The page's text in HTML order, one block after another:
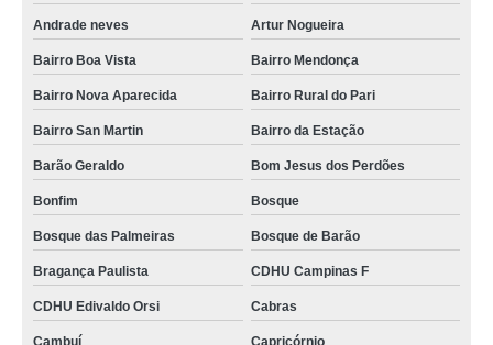
Andrade neves Artur Nogueira
Bairro Boa Vista Bairro Mendonça
Bairro Nova Aparecida Bairro Rural do Pari
Bairro San Martin Bairro da Estação
Barão Geraldo Bom Jesus dos Perdões
Bonfim Bosque
Bosque das Palmeiras Bosque de Barão
Bragança Paulista CDHU Campinas F
CDHU Edivaldo Orsi Cabras
Cambuí Capricórnio